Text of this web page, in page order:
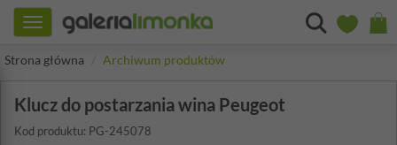
Toggle
navigation
Strona główna
Archiwum produktów
Klucz do postarzania wina Peugeot
Kod produktu: PG-245078